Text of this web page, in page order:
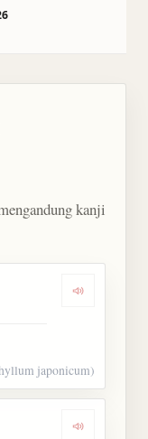
kanji
Dengarkan
japonicum)
Dengarkan